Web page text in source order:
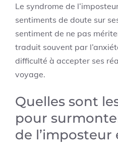
Le syndrome de
sentiments de doute sur
sentiment de ne pas
traduit souvent par
difficulté à accepter ses
voyage.
Quelles sont
pour
de l’imposteur